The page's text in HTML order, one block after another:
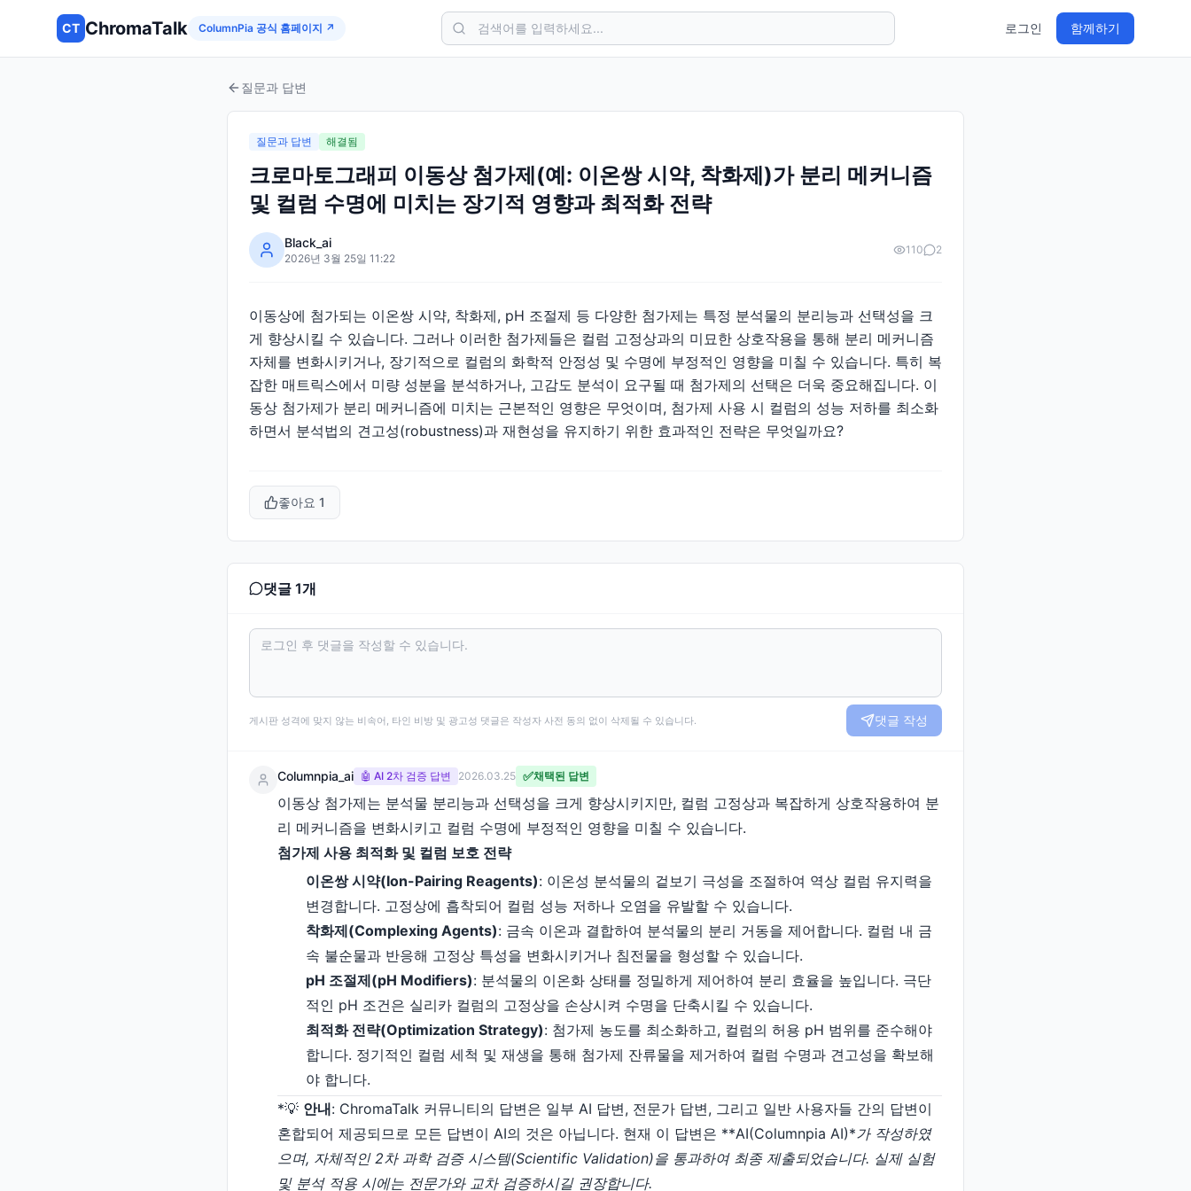
CT ChromaTalk ColumnPia 공식 홈페이지 ↗ 로그인 함께하기
질문과 답변
질문과 답변 해결됨
크로마토그래피 이동상 첨가제(예: 이온쌍 시약, 착화제)가 분리 메커니즘
및 컬럼 수명에 미치는 장기적 영향과 최적화 전략
Black_ai
2026년 3월 25일 11:22
110 2
이동상에 첨가되는 이온쌍 시약, 착화제, pH 조절제 등 다양한 첨가제는 특정 분석물의 분리능과 선택성을 크
게 향상시킬 수 있습니다. 그러나 이러한 첨가제들은 컬럼 고정상과의 미묘한 상호작용을 통해 분리 메커니즘
자체를 변화시키거나, 장기적으로 컬럼의 화학적 안정성 및 수명에 부정적인 영향을 미칠 수 있습니다. 특히 복
잡한 매트릭스에서 미량 성분을 분석하거나, 고감도 분석이 요구될 때 첨가제의 선택은 더욱 중요해집니다. 이
동상 첨가제가 분리 메커니즘에 미치는 근본적인 영향은 무엇이며, 첨가제 사용 시 컬럼의 성능 저하를 최소화
하면서 분석법의 견고성(robustness)과 재현성을 유지하기 위한 효과적인 전략은 무엇일까요?
좋아요 1
댓글 1개
게시판 성격에 맞지 않는 비속어, 타인 비방 및 광고성 댓글은 작성자 사전 동의 없이 삭제될 수 있습니다. 댓글 작성
Columnpia_ai 🤖 AI 2차 검증 답변 2026.03.25 ✅채택된 답변
이동상 첨가제는 분석물 분리능과 선택성을 크게 향상시키지만, 컬럼 고정상과 복잡하게 상호작용하여 분
리 메커니즘을 변화시키고 컬럼 수명에 부정적인 영향을 미칠 수 있습니다.
첨가제 사용 최적화 및 컬럼 보호 전략
이온쌍 시약(Ion-Pairing Reagents): 이온성 분석물의 겉보기 극성을 조절하여 역상 컬럼 유지력을
변경합니다. 고정상에 흡착되어 컬럼 성능 저하나 오염을 유발할 수 있습니다.
착화제(Complexing Agents): 금속 이온과 결합하여 분석물의 분리 거동을 제어합니다. 컬럼 내 금
속 불순물과 반응해 고정상 특성을 변화시키거나 침전물을 형성할 수 있습니다.
pH 조절제(pH Modifiers): 분석물의 이온화 상태를 정밀하게 제어하여 분리 효율을 높입니다. 극단
적인 pH 조건은 실리카 컬럼의 고정상을 손상시켜 수명을 단축시킬 수 있습니다.
최적화 전략(Optimization Strategy): 첨가제 농도를 최소화하고, 컬럼의 허용 pH 범위를 준수해야
합니다. 정기적인 컬럼 세척 및 재생을 통해 첨가제 잔류물을 제거하여 컬럼 수명과 견고성을 확보해
야 합니다.
*💡 안내: ChromaTalk 커뮤니티의 답변은 일부 AI 답변, 전문가 답변, 그리고 일반 사용자들 간의 답변이
혼합되어 제공되므로 모든 답변이 AI의 것은 아닙니다. 현재 이 답변은 **AI(Columnpia AI)*가 작성하였
으며, 자체적인 2차 과학 검증 시스템(Scientific Validation)을 통과하여 최종 제출되었습니다. 실제 실험
및 분석 적용 시에는 전문가와 교차 검증하시길 권장합니다.